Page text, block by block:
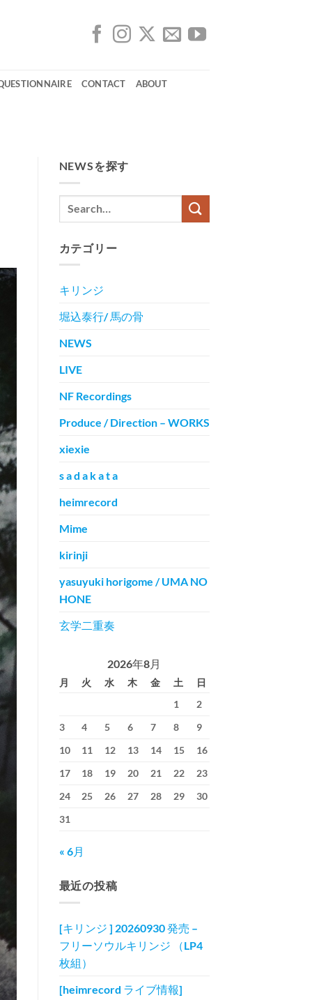
CONTACT ABOUT
NEWSを探す
カテゴリー
キリンジ
堀込泰行/ 馬の骨
NEWS
LIVE
NF Recordings
Produce / Direction – WORKS
xiexie
s a d a k a t a
heimrecord
Mime
kirinji
yasuyuki horigome / UMA NO
HONE
玄学二重奏
2026年8月
月 火 水 木 金 土
日
1
2
3
4 5 6 7 8
9
10
11 12 13 14 15
16
17
18 19 20 21 22
23
24
25 26 27 28 29
30
31
« 6月
最近の投稿
[キリンジ ] 20260930 発売 –
フリーソウルキリンジ （LP4
枚組）
[heimrecord ライブ情報]